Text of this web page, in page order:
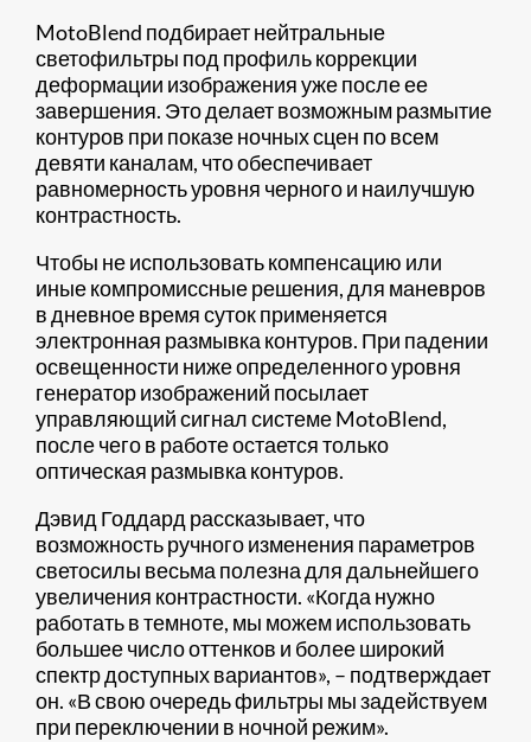
MotoBlend подбирает нейтральные
светофильтры под профиль коррекции
деформации изображения уже после ее
завершения. Это делает возможным размытие
контуров при показе ночных сцен по всем
девяти каналам, что обеспечивает
равномерность уровня черного и наилучшую
контрастность.
Чтобы не использовать компенсацию или
иные компромиссные решения, для маневров
в дневное время суток применяется
электронная размывка контуров. При падении
освещенности ниже определенного уровня
генератор изображений посылает
управляющий сигнал системе MotoBlend,
после чего в работе остается только
оптическая размывка контуров.
Дэвид Годдард рассказывает, что
возможность ручного изменения параметров
светосилы весьма полезна для дальнейшего
увеличения контрастности. «Когда нужно
работать в темноте, мы можем использовать
большее число оттенков и более широкий
спектр доступных вариантов», – подтверждает
он. «В свою очередь фильтры мы задействуем
при переключении в ночной режим».